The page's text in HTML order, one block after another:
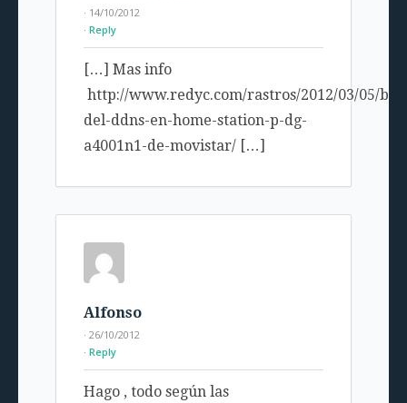
· 14/10/2012
Reply
[…] Mas info
http://www.redyc.com/rastros/2012/03/05/
del-ddns-en-home-station-p-dg-
a4001n1-de-movistar/ […]
Alfonso
· 26/10/2012
Reply
Hago , todo según las